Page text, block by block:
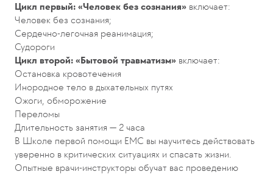
Цикл первый: «Человек без сознания» включает:
Человек без сознания;
Сердечно-легочная реанимация;
Судороги
Цикл второй: «Бытовой травматизм» включает:
Остановка кровотечения
Инородное тело в дыхательных путях
Ожоги, обморожение
Переломы
Длительность занятия — 2 часа
В Школе первой помощи ЕМС вы научитесь действовать
уверенно в критических ситуациях и спасать жизни.
Опытные врачи-инструкторы обучат вас проведению